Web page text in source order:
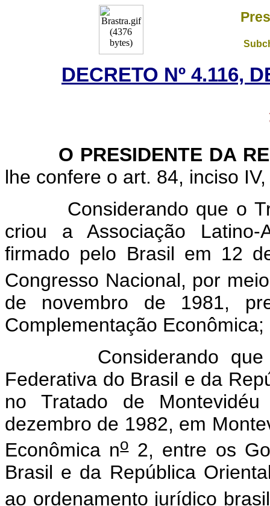
DECRETO Nº 4.116,
O PRESIDENTE DA
lhe confere o art. 84, inciso
Considerando que o
criou a Associação Latino-
firmado pelo Brasil em 12
Congresso Nacional, por
de novembro de 1981,
Complementação Econômica;
Considerando que os
Federativa do Brasil e da
no Tratado de
dezembro de 1982, em
Econômica no2, entre os
Brasil e da República
ao ordenamento jurídico